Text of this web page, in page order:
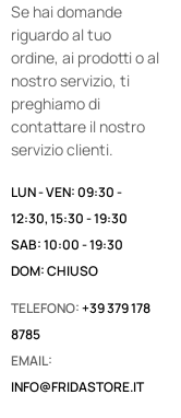
Se hai domande
riguardo al tuo
ordine, ai prodotti o al
nostro servizio, ti
preghiamo di
contattare il nostro
servizio clienti.
LUN - VEN: 09:30 -
12:30, 15:30 - 19:30
SAB: 10:00 - 19:30
DOM: CHIUSO
TELEFONO:+39 379 178
8785
EMAIL:
INFO@FRIDASTORE.IT